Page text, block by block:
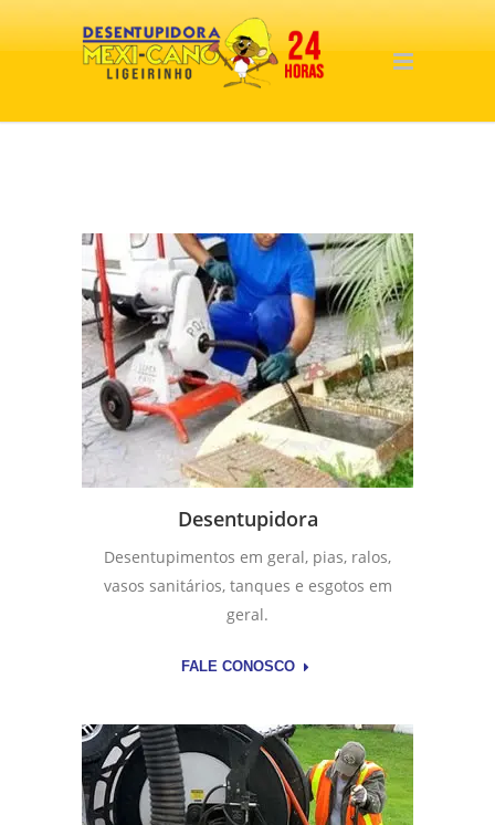
Desentupidora
Desentupimentos em geral, pias, ralos,
vasos sanitários, tanques e esgotos em
geral.
FALE CONOSCO